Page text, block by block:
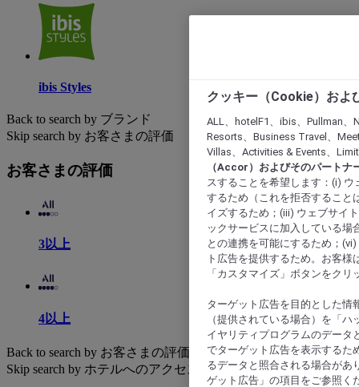
ibis Styles
Back to search by ブランド
Skip search by お客さまの評価
お客さまの評価
3以上
4以上
Back to search by お客さまの評価
Skip search by ホテルへのアクセス
クッキー（Cookie）およ
ALL、hotelF1、ibis、Pullman
Resorts、Business Travel、
Villas、Activities & Events、
（Accor）およびそのパートナ
スすることを希望します：(i)
するため（これを拒否すること
イズするため；(iii) ウェブサイ
ックサービスに加入している場
との連携を可能にするため；
ト広告を提供するため。お客
「カスタマイズ」ボタンをク
ターゲット広告を目的とした情
（提供されている場合）を「
イヤリティプログラムのデータ
でターゲット広告を表示するた
るデータと照合される場合があ
ゲット広告」の項目をご参照く